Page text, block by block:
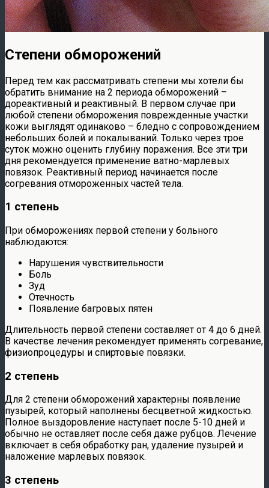
Степени обморожений
Перед тем как рассматривать степени мы хотели бы
обратить внимание на 2 периода обморожений –
дореактивный и реактивный. В первом случае при
любой степени обморожения поврежденные участки
кожи выглядят одинаково – бледно с сопровождением
небольших болей и покалываний. Только через трое
суток можно оценить глубину поражения. Все эти три
дня рекомендуется применение ватно-марлевых
повязок. Реактивный период начинается после
согревания отмороженных частей тела.
1 степень
При обморожениях первой степени у больного
наблюдаются:
Нарушения чувствительности
Боль
Зуд
Отечность
Появление багровых пятен
Длительность первой степени составляет от 4 до 6 дней.
В качестве лечения рекомендует применять согревание,
физиопроцедуры и спиртовые повязки.
2 степень
Для 2 степени обморожений характерны появление
пузырей, который наполнены бесцветной жидкостью.
Полное выздоровление наступает после 5-10 дней и
обычно не оставляет после себя даже рубцов. Лечение
включает в себя обработку ран, удаление пузырей и
наложение марлевых повязок.
3 степень